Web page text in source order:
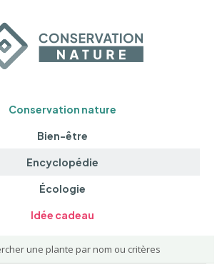
Conservation nature
Bien-être
Encyclopédie
Écologie
Idée cadeau
une plante par nom ou critères